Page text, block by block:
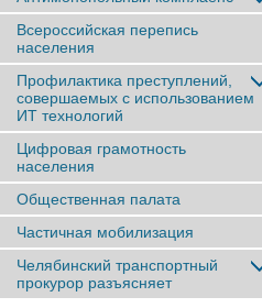
Всероссийская перепись
населения
Профилактика преступлений,
совершаемых с использованием
ИТ технологий
Цифровая грамотность
населения
Общественная палата
Частичная мобилизация
Челябинский транспортный
прокурор разъясняет